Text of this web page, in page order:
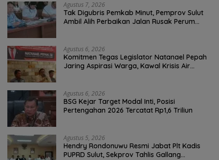
Agustus 7, 2026
Tak Digubris Pemkab Minut, Pemprov Sulut
Ambil Alih Perbaikan Jalan Rusak Perum
Agustus 6, 2026
Komitmen Tegas Legislator Natanael Pepah
Jaring Aspirasi Warga, Kawal Krisis Air
Agustus 6, 2026
BSG Kejar Target Modal Inti, Posisi
Pertengahan 2026 Tercatat Rp1,6 Triliun
Agustus 5, 2026
Hendry Rondonuwu Resmi Jabat Plt Kadis
PUPRD Sulut, Sekprov Tahlis Gallang